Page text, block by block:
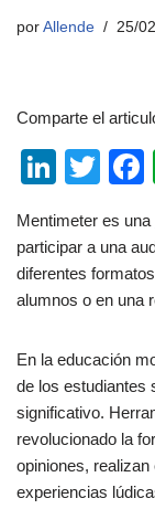
por Allende 25/
Comparte el
Li
k
e
dI
n
T
tt
er
Mentimeter es una
participar a una
diferentes
alumnos o en una
En la educación
de los estudiantes
significativo.
revolucionado la
opiniones,
experiencias